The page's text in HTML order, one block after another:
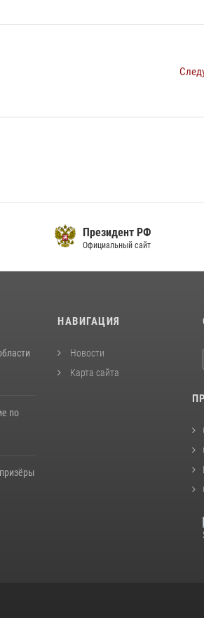
Президент РФ
Официальный сайт
по
НАВИГАЦИЯ
Новости
Карта сайта